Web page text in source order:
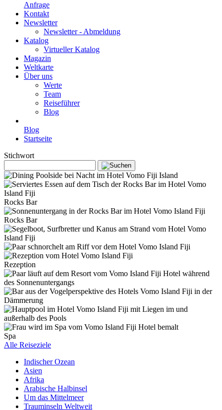
Anfrage
Kontakt
Newsletter
Newsletter - Abmeldung
Katalog
Virtueller Katalog
Magazin
Weltkarte
Über uns
Werte
Team
Reiseführer
Blog
Blog
Startseite
Stichwort
Rocks Bar
Rocks Bar
Rezeption
Spa
Alle Reiseziele
Indischer Ozean
Asien
Afrika
Arabische Halbinsel
Um das Mittelmeer
Trauminseln Weltweit